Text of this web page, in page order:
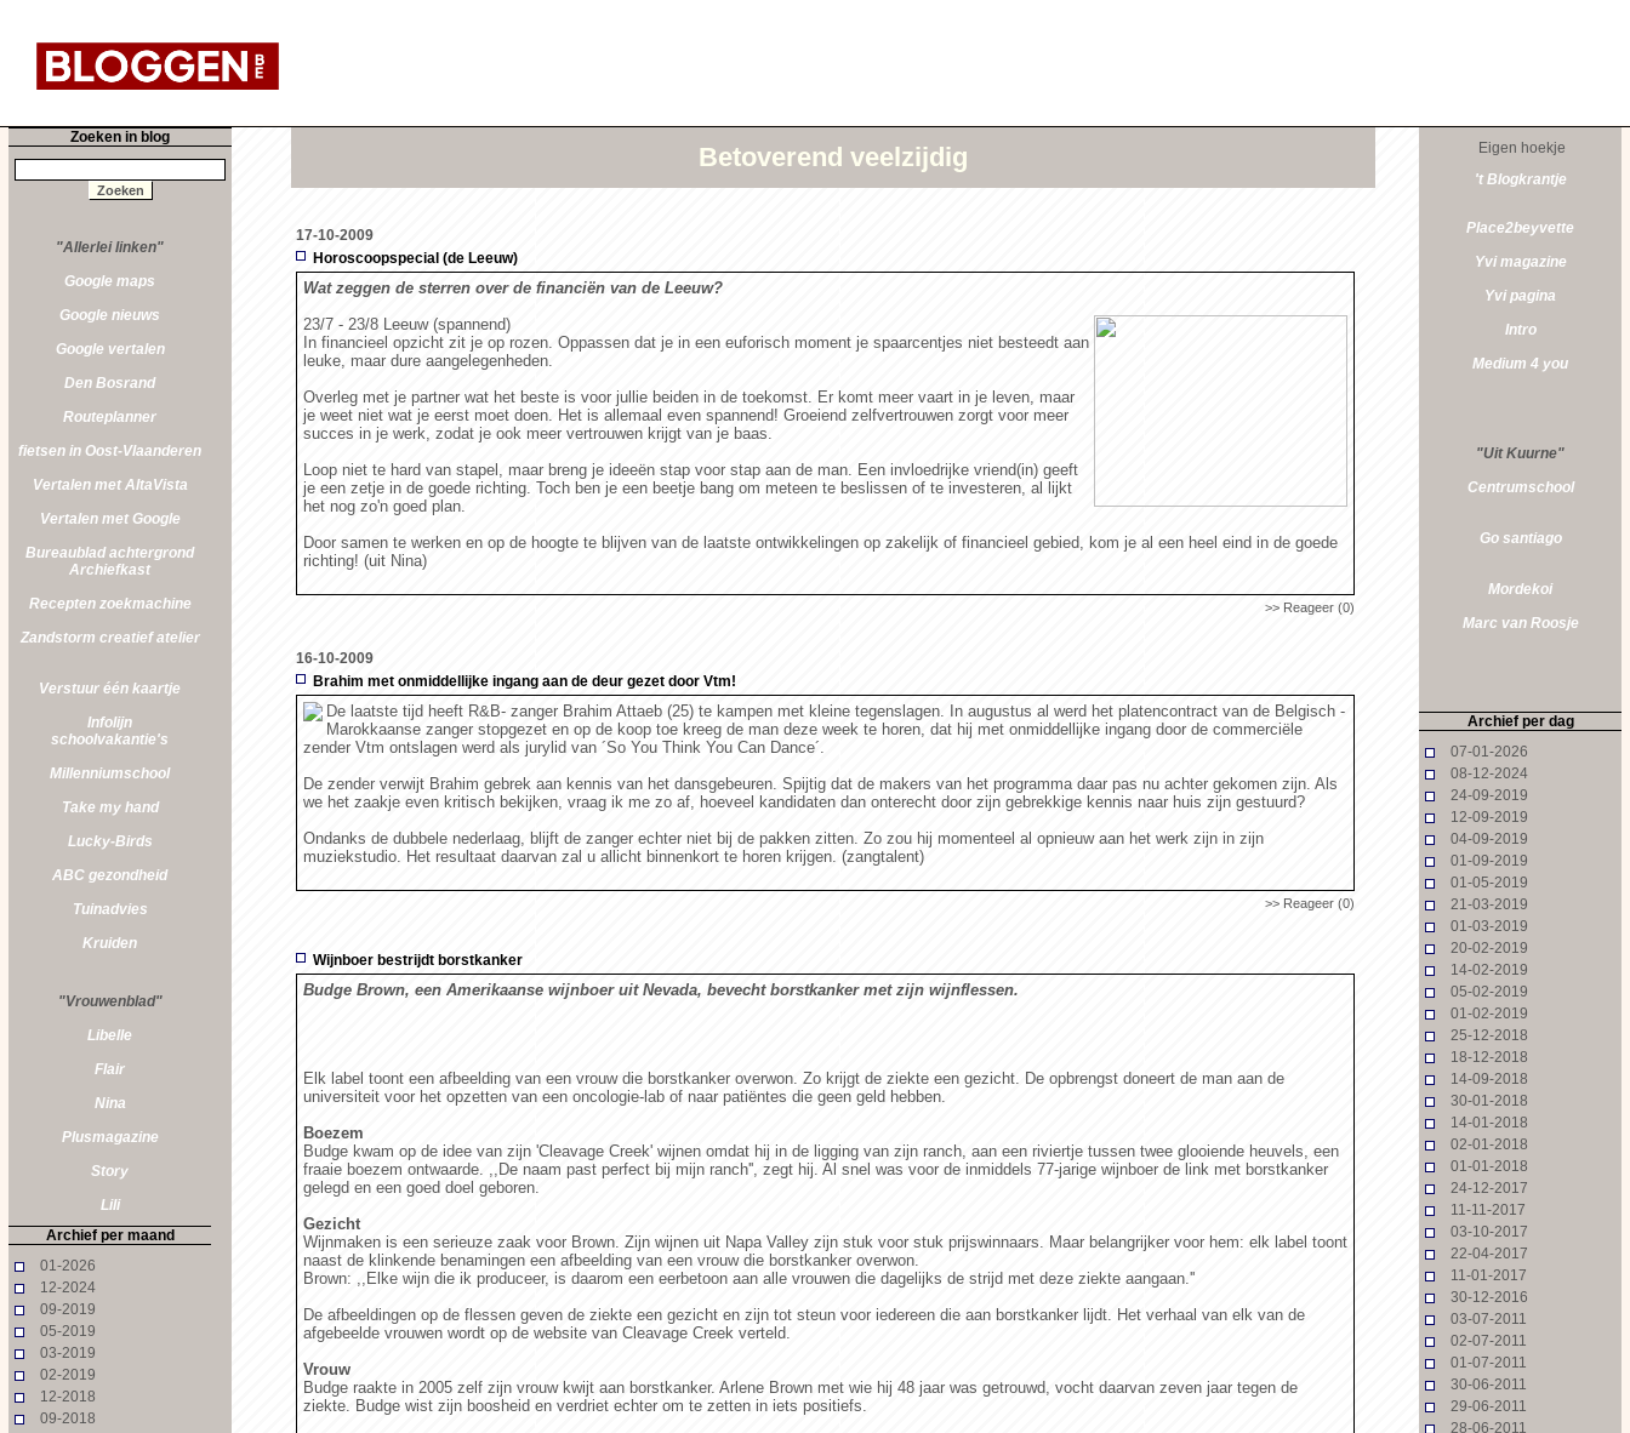
Zoeken in blog
"Allerlei linken"
Google maps
Google nieuws
Google vertalen
Den Bosrand
Routeplanner
fietsen in Oost-Vlaanderen
Vertalen met AltaVista
Vertalen met Google
Bureaublad achtergrond
Archiefkast
Recepten zoekmachine
Zandstorm creatief atelier
Verstuur één kaartje
Infolijn
schoolvakantie's
Millenniumschool
Take my hand
Lucky-Birds
ABC gezondheid
Tuinadvies
Kruiden
"Vrouwenblad"
Libelle
Flair
Nina
Plusmagazine
Story
Lili
Archief per maand
01-2026
12-2024
09-2019
05-2019
03-2019
02-2019
12-2018
09-2018
Betoverend veelzijdig
17-10-2009
Horoscoopspecial (de Leeuw)
Wat zeggen de sterren over de financiën van de Leeuw?
23/7 - 23/8 Leeuw (spannend)
In financieel opzicht zit je op rozen. Oppassen dat je in een euforisch moment je spaarcentjes niet besteedt aan
leuke, maar dure aangelegenheden.
Overleg met je partner wat het beste is voor jullie beiden in de toekomst. Er komt meer vaart in je leven, maar
je weet niet wat je eerst moet doen. Het is allemaal even spannend! Groeiend zelfvertrouwen zorgt voor meer
succes in je werk, zodat je ook meer vertrouwen krijgt van je baas.
Loop niet te hard van stapel, maar breng je ideeën stap voor stap aan de man. Een invloedrijke vriend(in) geeft
je een zetje in de goede richting. Toch ben je een beetje bang om meteen te beslissen of te investeren, al lijkt
het nog zo'n goed plan.
Door samen te werken en op de hoogte te blijven van de laatste ontwikkelingen op zakelijk of financieel gebied, kom je al een heel eind in de goede
richting! (uit Nina)
>> Reageer (0)
16-10-2009
Brahim met onmiddellijke ingang aan de deur gezet door Vtm!
De laatste tijd heeft R&B- zanger Brahim Attaeb (25) te kampen met kleine tegenslagen. In augustus al werd het platencontract van de Belgisch -
Marokkaanse zanger stopgezet en op de koop toe kreeg de man deze week te horen, dat hij met onmiddellijke ingang door de commerciële
zender Vtm ontslagen werd als jurylid van ´So You Think You Can Dance´.
De zender verwijt Brahim gebrek aan kennis van het dansgebeuren. Spijtig dat de makers van het programma daar pas nu achter gekomen zijn. Als
we het zaakje even kritisch bekijken, vraag ik me zo af, hoeveel kandidaten dan onterecht door zijn gebrekkige kennis naar huis zijn gestuurd?
Ondanks de dubbele nederlaag, blijft de zanger echter niet bij de pakken zitten. Zo zou hij momenteel al opnieuw aan het werk zijn in zijn
muziekstudio. Het resultaat daarvan zal u allicht binnenkort te horen krijgen. (zangtalent)
>> Reageer (0)
Wijnboer bestrijdt borstkanker
Budge Brown, een Amerikaanse wijnboer uit Nevada, bevecht borstkanker met zijn wijnflessen.
Elk label toont een afbeelding van een vrouw die borstkanker overwon. Zo krijgt de ziekte een gezicht. De opbrengst doneert de man aan de
universiteit voor het opzetten van een oncologie-lab of naar patiëntes die geen geld hebben.
Boezem
Budge kwam op de idee van zijn 'Cleavage Creek' wijnen omdat hij in de ligging van zijn ranch, aan een riviertje tussen twee glooiende heuvels, een
fraaie boezem ontwaarde. ,,De naam past perfect bij mijn ranch'', zegt hij. Al snel was voor de inmiddels 77-jarige wijnboer de link met borstkanker
gelegd en een goed doel geboren.
Gezicht
Wijnmaken is een serieuze zaak voor Brown. Zijn wijnen uit Napa Valley zijn stuk voor stuk prijswinnaars. Maar belangrijker voor hem: elk label toont
naast de klinkende benamingen een afbeelding van een vrouw die borstkanker overwon.
Brown: ,,Elke wijn die ik produceer, is daarom een eerbetoon aan alle vrouwen die dagelijks de strijd met deze ziekte aangaan.''
De afbeeldingen op de flessen geven de ziekte een gezicht en zijn tot steun voor iedereen die aan borstkanker lijdt. Het verhaal van elk van de
afgebeelde vrouwen wordt op de website van Cleavage Creek verteld.
Vrouw
Budge raakte in 2005 zelf zijn vrouw kwijt aan borstkanker. Arlene Brown met wie hij 48 jaar was getrouwd, vocht daarvan zeven jaar tegen de
ziekte. Budge wist zijn boosheid en verdriet echter om te zetten in iets positiefs.
Eigen hoekje
't Blogkrantje
Place2beyvette
Yvi magazine
Yvi pagina
Intro
Medium 4 you
"Uit Kuurne"
Centrumschool
Go santiago
Mordekoi
Marc van Roosje
Archief per dag
07-01-2026
08-12-2024
24-09-2019
12-09-2019
04-09-2019
01-09-2019
01-05-2019
21-03-2019
01-03-2019
20-02-2019
14-02-2019
05-02-2019
01-02-2019
25-12-2018
18-12-2018
14-09-2018
30-01-2018
14-01-2018
02-01-2018
01-01-2018
24-12-2017
11-11-2017
03-10-2017
22-04-2017
11-01-2017
30-12-2016
03-07-2011
02-07-2011
01-07-2011
30-06-2011
29-06-2011
28-06-2011